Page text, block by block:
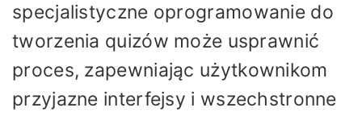
specjalistyczne oprogramowanie do
tworzenia quizów może usprawnić
proces, zapewniając użytkownikom
przyjazne interfejsy i wszechstronne